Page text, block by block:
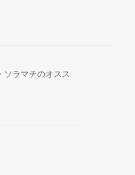
ソラマチのオスス